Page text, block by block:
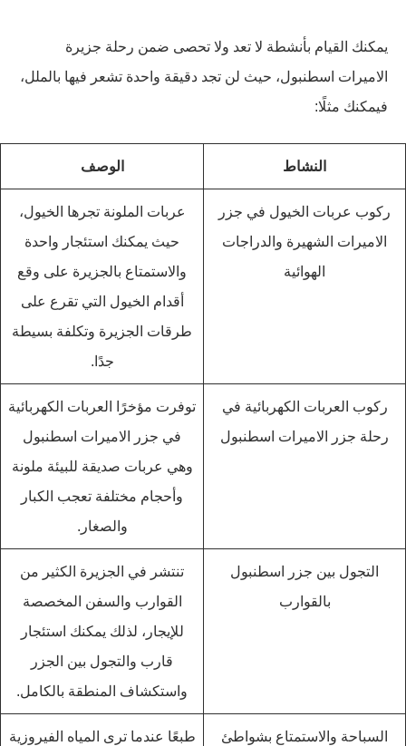
يمكنك القيام بأنشطة لا تعد ولا تحصى ضمن رحلة جزيرة
الاميرات اسطنبول، حيث لن تجد دقيقة واحدة تشعر فيها بالملل،
فيمكنك مثلًا:
النشاط الوصف
ركوب عربات الخيول في جزر
الاميرات الشهيرة والدراجات
الهوائية
عربات الملونة تجرها الخيول،
حيث يمكنك استئجار واحدة
والاستمتاع بالجزيرة على وقع
أقدام الخيول التي تقرع على
طرقات الجزيرة وتكلفة بسيطة
جدًا.
ركوب العربات الكهربائية في
رحلة جزر الاميرات اسطنبول
توفرت مؤخرًا العربات الكهربائية
في جزر الاميرات اسطنبول
وهي عربات صديقة للبيئة ملونة
وأحجام مختلفة تعجب الكبار
والصغار.
التجول بين جزر اسطنبول
بالقوارب
تنتشر في الجزيرة الكثير من
القوارب والسفن المخصصة
للإيجار، لذلك يمكنك استئجار
قارب والتجول بين الجزر
واستكشاف المنطقة بالكامل.
السباحة والاستمتاع بشواطئ
طبعًا عندما ترى المياه الفيروزية